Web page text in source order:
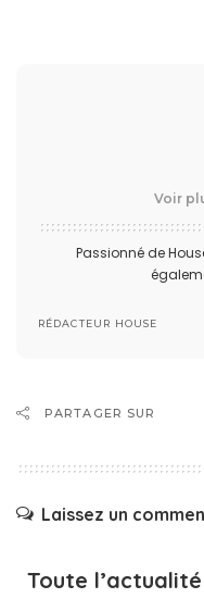
Voir
Passionné de
RÉDACTEUR HOUSE
PARTAGER SUR
Laissez un
Toute l’actualité